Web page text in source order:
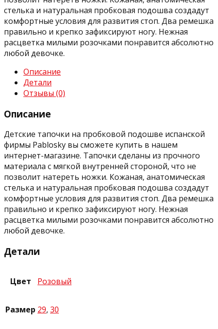
стелька и натуральная пробковая подошва создадут
комфортные условия для развития стоп. Два ремешка
правильно и крепко зафиксируют ногу. Нежная
расцветка милыми розочками понравится абсолютно
любой девочке.
Описание
Детали
Отзывы (0)
Описание
Детские тапочки на пробковой подошве испанской
фирмы Pablosky вы сможете купить в нашем
интернет-магазине. Тапочки сделаны из прочного
материала с мягкой внутренней стороной, что не
позволит натереть ножки. Кожаная, анатомическая
стелька и натуральная пробковая подошва создадут
комфортные условия для развития стоп. Два ремешка
правильно и крепко зафиксируют ногу. Нежная
расцветка милыми розочками понравится абсолютно
любой девочке.
Детали
Цвет Розовый
Размер 29, 30